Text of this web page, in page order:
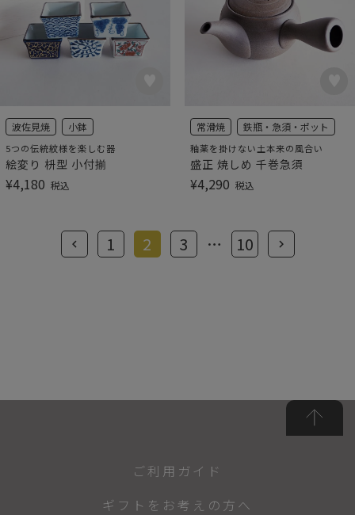
波佐見焼 小鉢
5つの伝統紋様を楽しむ器
絵変り 枡型 小付揃
¥4,180 税込
常滑焼 鉄瓶・急須・ポット
釉薬を掛けない土本来の風合い
盛正 焼しめ 千巻急須
¥4,290 税込
1 2 3 … 10
ご利用ガイド
ギフトをお考えの方へ